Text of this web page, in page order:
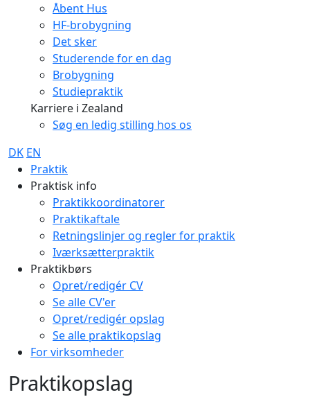
Åbent Hus
HF-brobygning
Det sker
Studerende for en dag
Brobygning
Studiepraktik
Karriere i Zealand
Søg en ledig stilling hos os
DK EN
Praktik
Praktisk info
Praktikkoordinatorer
Praktikaftale
Retningslinjer og regler for praktik
Iværksætterpraktik
Praktikbørs
Opret/redigér CV
Se alle CV'er
Opret/redigér opslag
Se alle praktikopslag
For virksomheder
Praktikopslag